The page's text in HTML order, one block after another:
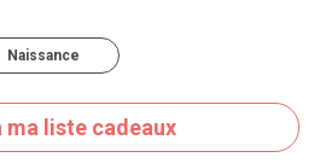
Naissance
ma liste cadeaux